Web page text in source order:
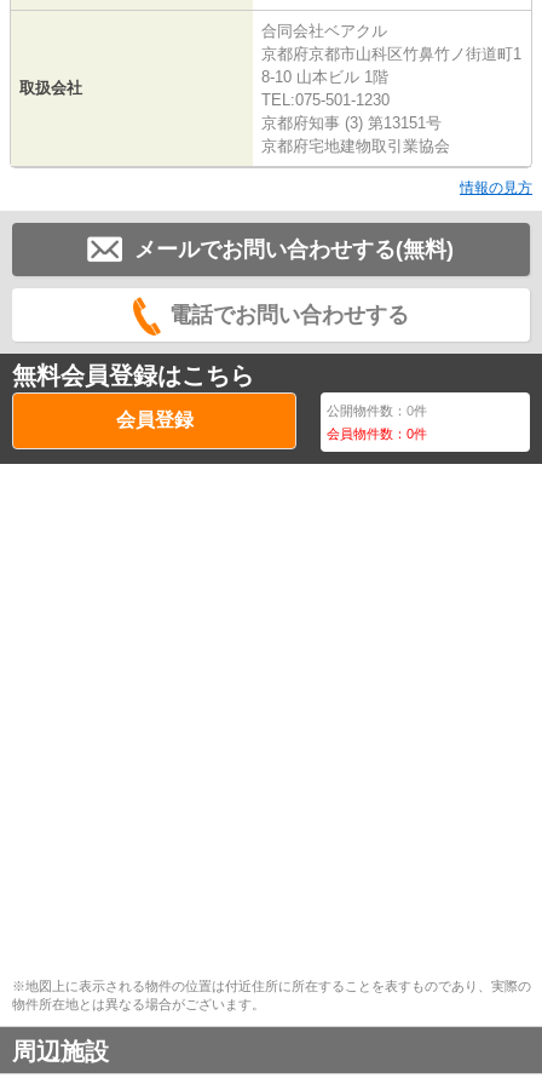
取扱会社
合同会社ベアクル
京都府京都市山科区竹鼻竹ノ街道町1
8-10 山本ビル 1階
TEL:075-501-1230
京都府知事 (3) 第13151号
京都府宅地建物取引業協会
情報の見方
メールでお問い合わせする(無料)
電話でお問い合わせする
無料会員登録はこちら
会員登録 公開物件数：0件
会員物件数：0件
※地図上に表示される物件の位置は付近住所に所在することを表すものであり、実際の
物件所在地とは異なる場合がございます。
周辺施設